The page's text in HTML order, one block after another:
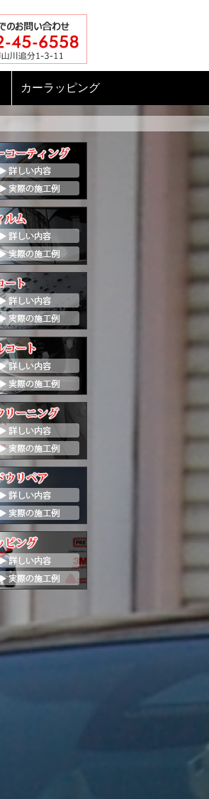
カーラッピング